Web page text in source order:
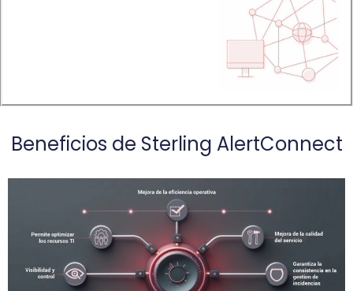
Beneficios de Sterling AlertConnect